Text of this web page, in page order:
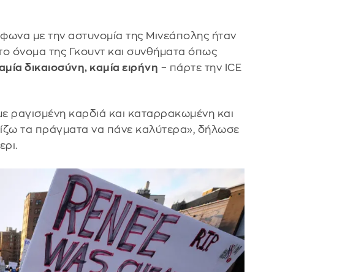
με την αστυνομία της Μινεάπολης ήταν
όνομα της Γκουντ και συνθήματα όπως
δικαιοσύνη, καμία ειρήνη – πάρτε την ICE
ραγισμένη καρδιά και καταρρακωμένη και
τα πράγματα να πάνε καλύτερα», δήλωσε